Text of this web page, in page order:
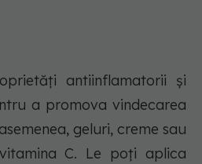
antiinflamatorii și
a promova vindecarea
geluri, creme sau
C. Le poți aplica